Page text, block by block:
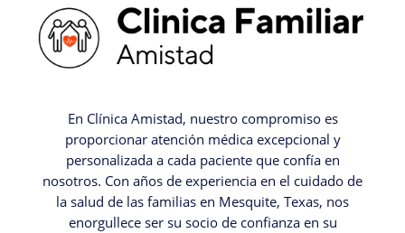
En Clínica Amistad, nuestro compromiso es
proporcionar atención médica excepcional y
personalizada a cada paciente que confía en
nosotros. Con años de experiencia en el cuidado de
la salud de las familias en Mesquite, Texas, nos
enorgullece ser su socio de confianza en su